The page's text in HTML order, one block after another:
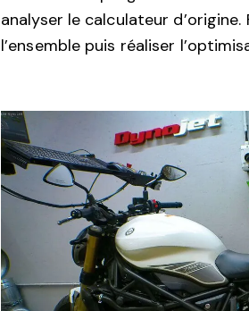
analyser le calculateur
l’ensemble puis réaliser